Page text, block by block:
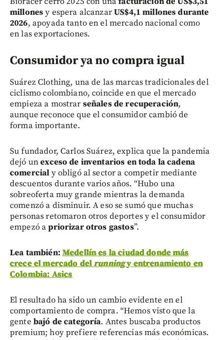
millonesy espera alcanzarUS$4,1 millones durante
2026, apoyada tanto en el mercado nacional como
en las exportaciones.
Consumidor ya no compra igual
Suárez Clothing, una de las marcas tradicionales del
ciclismo colombiano, coincide en que el mercado
empieza a mostrar señales de recuperación,
aunque reconoce que el consumidor cambió de
forma importante.
Su fundador, Carlos Suárez, explica que la pandemia
dejó unexceso de inventarios en toda la cadena
comercial y obligó al sector a competir mediante
descuentos durante varios años. “Hubo una
sobreoferta muy grande mientras la demanda
comenzó a disminuir. A eso se sumó que muchas
personas retomaron otros deportes y el consumidor
empezó apriorizar otros gastos”.
Lea también: Medellín es la ciudad donde más
crece el mercado delrunningy entrenamiento en
Colombia: Asics
El resultado ha sido un cambio evidente en el
comportamiento de compra. “Hemos visto que la
gente bajó de categoría. Antes buscaba productos
premium; hoy prefiere referencias más económicas.